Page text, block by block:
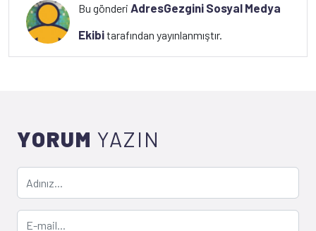
Bu gönderiAdresGezgini Sosyal Medya
Ekibitarafından yayınlanmıştır.
YORUM YAZIN